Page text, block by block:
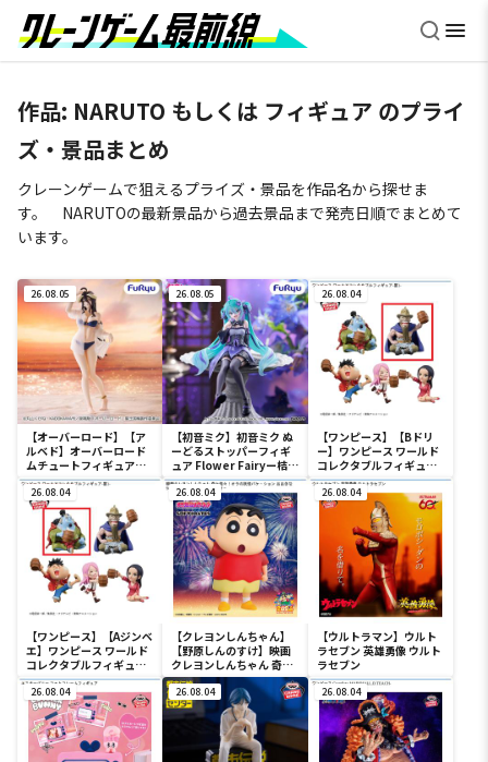
作品: NARUTO もしくは フィギュア のプライ
ズ・景品まとめ
クレーンゲームで狙えるプライズ・景品を作品名から探せま
す。 NARUTOの最新景品から過去景品まで発売日順でまとめて
います。
26.08.05
【オーバーロード】【ア
ルベド】オーバーロード
ムチュートフィギュアー
アルベド・aqua ver.ー
26.08.05
【初音ミク】初音ミク ぬ
ーどるストッパーフィギ
ュア Flower Fairyー桔梗
ー
26.08.04
【ワンピース】【Bドリ
ー】ワンピース ワールド
コレクタブルフィギュア-
宴1-
26.08.04
【ワンピース】【Aジンベ
エ】ワンピース ワールド
コレクタブルフィギュア-
宴1-
26.08.04
【クレヨンしんちゃん】
【野原しんのすけ】映画
クレヨンしんちゃん 奇々
怪々！オラの妖怪バケ～
ション おおきな
SOFVIMATES～野原しん
のすけ～
26.08.04
【ウルトラマン】ウルト
ラセブン 英雄勇像 ウルト
ラセブン
26.08.04 26.08.04 26.08.04